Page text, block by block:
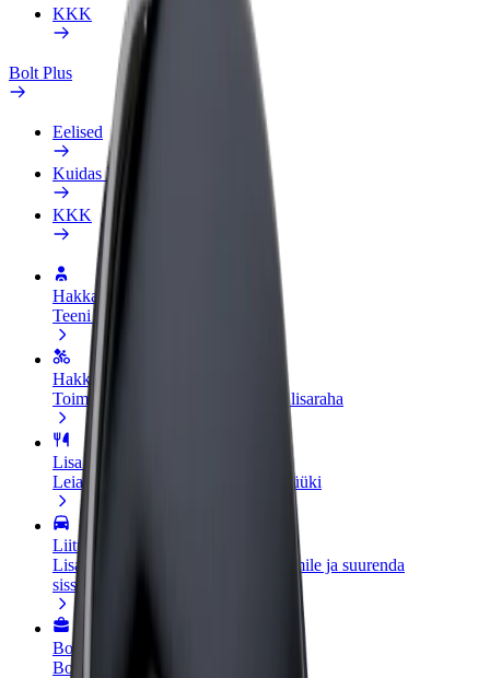
KKK
Bolt Plus
Eelised
Kuidas liituda
KKK
Hakka juhiks
Teeni siis, kui sulle sobib
Hakka kulleriks
Toimeta tellimused kohale ja teeni lisaraha
Lisa restoran või pood
Leia rohkem kliente ja suurenda müüki
Liitu sõidukipargi omanikuna
Lisa oma sõidukipark Bolti platvormile ja suurenda
sissetulekut
Bolt for Business
Bolti teenused sinu ettevõttele